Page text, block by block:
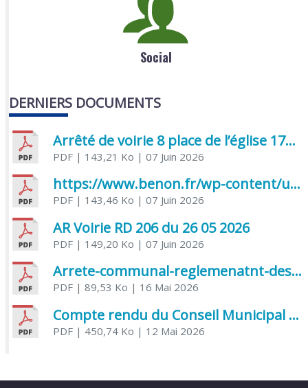
Social
DERNIERS DOCUMENTS
Arrêté de voirie 8 place de l’église 17170 Benon
PDF| 143,21 Ko | 07 Juin 2026
https://www.benon.fr/wp-content/uploads/2026/06/AR-Voirie-Chemin-de-Lafond-du-26-05-2026.pdf
PDF| 143,46 Ko | 07 Juin 2026
AR Voirie RD 206 du 26 05 2026
PDF| 149,20 Ko | 07 Juin 2026
Arrete-communal-reglemenatnt-des-bruits-de-voisinage-et-des-activites-bruyantes
PDF| 89,53 Ko | 16 Mai 2026
Compte rendu du Conseil Municipal du 06 mai 2026
PDF| 450,74 Ko | 12 Mai 2026